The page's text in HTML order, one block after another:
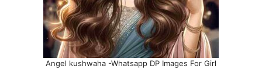
Angel kushwaha -Whatsapp DP Images For Girl